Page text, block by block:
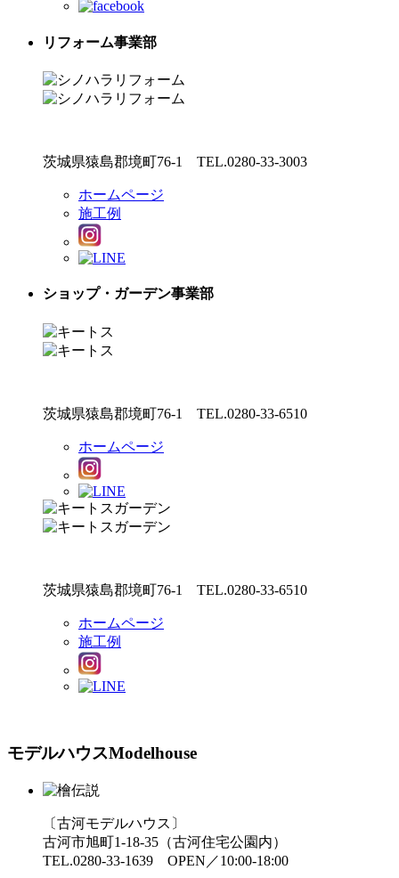
リフォーム事業部
茨城県猿島郡境町76-1 TEL.0280-33-3003
ホームページ
施工例
ショップ・ガーデン事業部
茨城県猿島郡境町76-1 TEL.0280-33-6510
ホームページ
茨城県猿島郡境町76-1 TEL.0280-33-6510
ホームページ
施工例
モデルハウスModelhouse
〔古河モデルハウス〕
古河市旭町1-18-35（古河住宅公園内）
TEL.0280-33-1639 OPEN／10:00-18:00